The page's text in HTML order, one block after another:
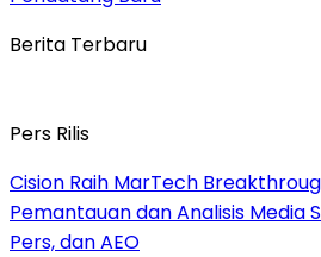
Berita Terbaru
Pers Rilis
Cision Raih MarTech
Pemantauan dan Analisis Media
Pers, dan AEO